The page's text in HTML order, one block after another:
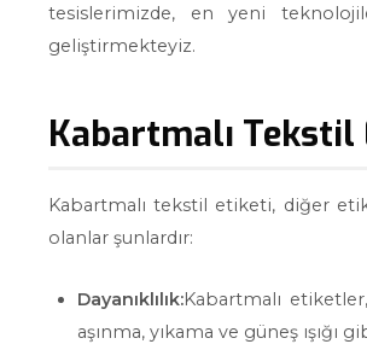
tesislerimizde, en yeni
geliştirmekteyiz.
Kabartmalı
Kabartmalı tekstil etiketi, diğer
olanlar şunlardır:
Dayanıklılık:Kabartmalı
aşınma, yıkama ve güneş